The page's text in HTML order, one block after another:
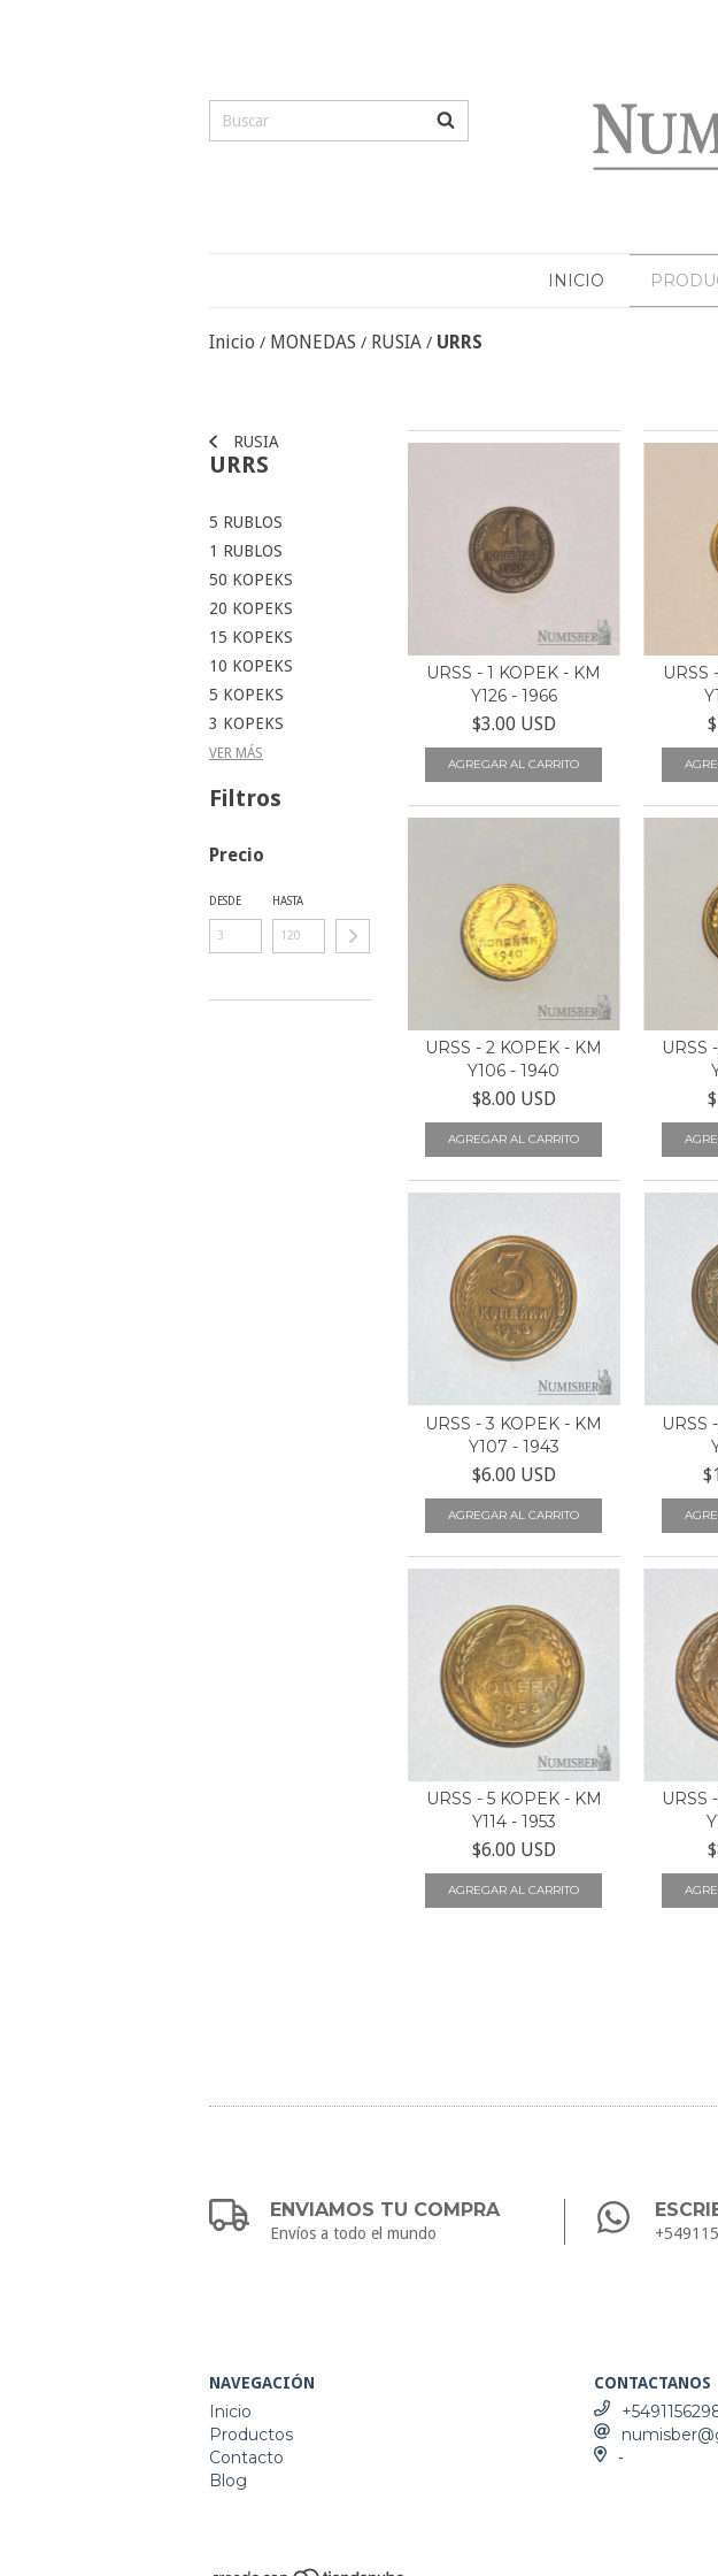
INICIO
Inicio / MONEDAS / RUSIA / URRS
RUSIA
URRS
5 RUBLOS
1 RUBLOS
50 KOPEKS
20 KOPEKS
15 KOPEKS
10 KOPEKS
5 KOPEKS
3 KOPEKS
VER MÁS
Filtros
Precio
DESDE HASTA
URSS - 1 KOPEK - KM
Y126 - 1966
$3.00 USD
URSS
URSS - 2 KOPEK - KM
Y106 - 1940
$8.00 USD
URSS
URSS - 3 KOPEK - KM
Y107 - 1943
$6.00 USD
URSS
URSS - 5 KOPEK - KM
Y114 - 1953
$6.00 USD
URSS
ENVIAMOS TU COMPRA
Envíos a todo el mundo
NAVEGACIÓN
Inicio
Productos
Contacto
Blog
CONTACTANOS
-